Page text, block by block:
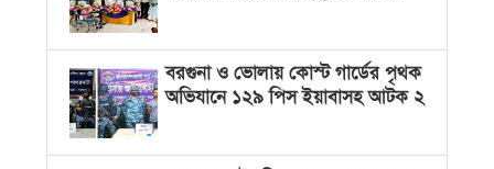
বরগুনা ও ভোলায় কোস্ট গার্ডের পৃথক
অভিযানে ১২৯ পিস ইয়াবাসহ আটক ২